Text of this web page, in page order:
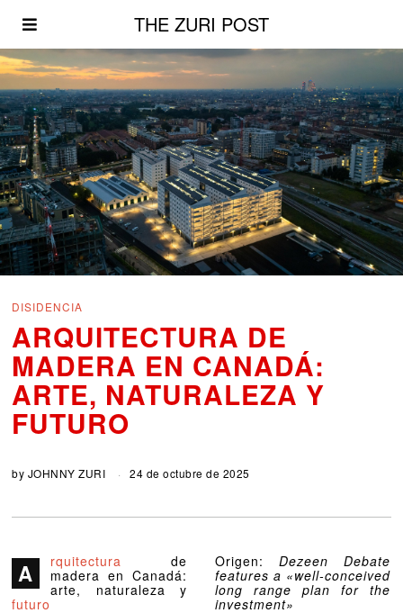
DISIDENCIA
ARQUITECTURA DE
MADERA EN CANADÁ:
ARTE, NATURALEZA Y
FUTURO
THE ZURI POST
by JOHNNY ZURI 24 de octubre de 2025
A rquitectura
de
madera en Canadá:
arte, naturaleza y
futuro
Origen: Dezeen Debate
features a «well-conceived
long range plan for the
investment»